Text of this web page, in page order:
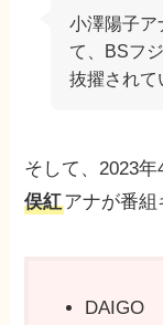
小澤陽子ア
て、BSフ
抜擢されて
そして、2023
俣紅アナが番組
DAIGO